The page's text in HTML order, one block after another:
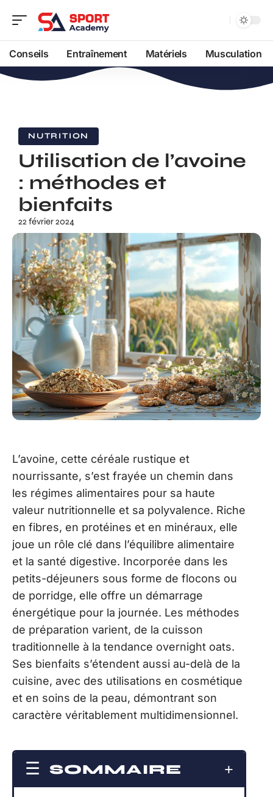
Conseils Entraînement Matériels Musculation
NUTRITION
Utilisation de l’avoine
: méthodes et
bienfaits
22 février 2024
L’avoine, cette céréale rustique et
nourrissante, s’est frayée un chemin dans
les régimes alimentaires pour sa haute
valeur nutritionnelle et sa polyvalence. Riche
en fibres, en protéines et en minéraux, elle
joue un rôle clé dans l’équilibre alimentaire
et la santé digestive. Incorporée dans les
petits-déjeuners sous forme de flocons ou
de porridge, elle offre un démarrage
énergétique pour la journée. Les méthodes
de préparation varient, de la cuisson
traditionnelle à la tendance overnight oats.
Ses bienfaits s’étendent aussi au-delà de la
cuisine, avec des utilisations en cosmétique
et en soins de la peau, démontrant son
caractère véritablement multidimensionnel.
SOMMAIRE